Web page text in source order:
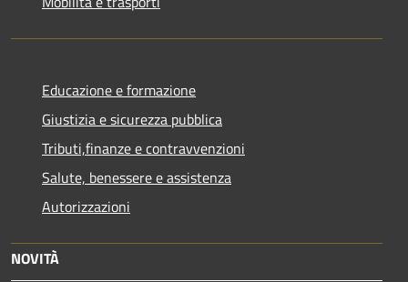
Educazione e formazione
Giustizia e sicurezza pubblica
Tributi,finanze e contravvenzioni
Salute, benessere e assistenza
Autorizzazioni
NOVITÀ